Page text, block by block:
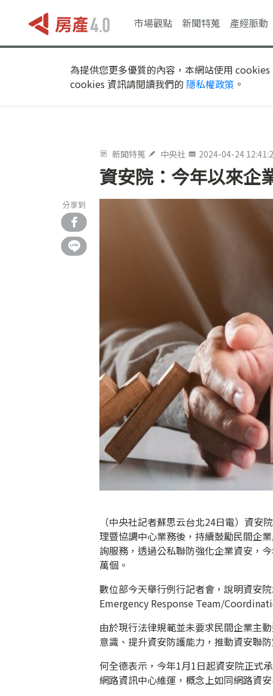
市場觀點 新聞特蒐 產經脈動
為提供您更多優質的內容，本網站使用
cookies 資訊請閱讀我們的 隱私權政策 。
新聞特蒐 中央社 2024-04-24
資安院：今年以來企
分享到
（中央社記者蘇思云台北24日電）資
理暨協調中心業務後，持續鼓勵民間企
詢服務，透過公私聯防強化企業資安，
萬個。
數位部今天舉行例行記者會，說明資安
Emergency Response Team/
由於現行法律規範並未要求民間企業主
意識、提升資安防護能力，推動資安聯
何全德表示，今年1月1日起資安院正式
網路資訊中心維運，概念上如同網路資